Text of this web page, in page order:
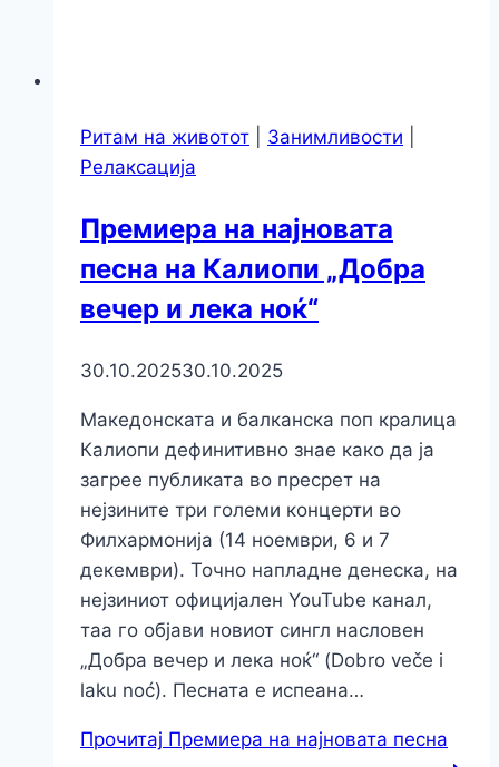
Ритам на животот Занимливости
Релаксација
Премиера на најновата
песна на Калиопи „Добра
вечер и лека ноќ“
30.10.202530.10.2025
Македонската и балканска поп кралица
Калиопи дефинитивно знае како да ја
загрее публиката во пресрет на
нејзините три големи концерти во
Филхармонија (14 ноември, 6 и 7
декември). Точно напладне денеска, на
нејзиниот официјален YouTube канал,
таа го објави новиот сингл насловен
„Добра вечер и лека ноќ“ (Dobro veče i
laku noć). Песната е испеана…
Прочитај Премиера на најновата песна